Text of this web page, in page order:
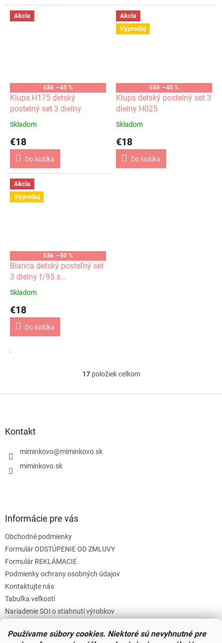
Používame súbory cookies. Niektoré sú nevyhnutné pre
pohodlný spánok, kvalitné
zipsy zabezpečujú bezpečnosť
výrobkov....
Akcia
€33 –45 %
Klups H175 detský
postelný set 3 dielny
Skladom
€18
Do košíka
Akcia
Výpredaj
€33 –45 %
Klups detský postelný set 3
dielny H025
Skladom
€18
Do košíka
Akcia
Výpredaj
€36 –50 %
Blanca detský posteľný set
3 dielny f/95 s
baldachýnom
Skladom
€18
Do košíka
.
O
l
s
17položiek celkom
Kontakt
miminkovo@miminkovo.sk
miminkovo.sk
Informácie pre vás
Obchodné podmienky
Formulár ODSTÚPENIE OD ZMLUVY
Formulár REKLÁMACIE
Podmienky ochrany osobných údajov
Kontaktujte nás
Tabuľka veľkostí
Nariadenie SOI o stiahnutí výrobkov
Zásady súborov COOKIES